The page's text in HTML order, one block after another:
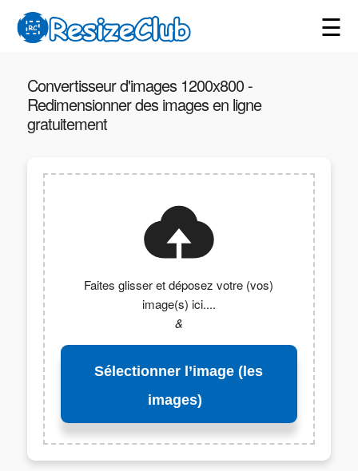
☰
Convertisseur d'images 1200x800 -
Redimensionner des images en ligne
gratuitement
Faites glisser et déposez votre (vos)
image(s) ici....
&
Sélectionner l’image (les
images)